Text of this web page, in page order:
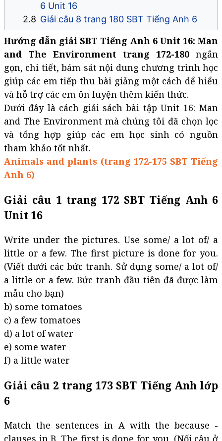
6 Unit 16
Giải câu 8 trang 180 SBT Tiếng Anh 6
Hướng dẫn giải SBT Tiếng Anh 6 Unit 16: Man
and The Environment trang 172-180 ngắn
gọn, chi tiết, bám sát nội dung chương trình học
giúp các em tiếp thu bài giảng một cách dể hiểu
và hỗ trợ các em ôn luyện thêm kiến thức.
Dưới đây là cách giải sách bài tập Unit 16: Man
and The Environment mà chúng tôi đã chọn lọc
và tổng hợp giúp các em học sinh có nguồn
tham khảo tốt nhất.
Animals and plants (trang 172-175 SBT Tiếng
Anh 6)
Giải câu 1 trang 172 SBT Tiếng Anh 6
Unit 16
Write under the pictures. Use some/ a lot of/ a
little or a few. The first picture is done for you.
(Viết dưới các bức tranh. Sử dụng some/ a lot of/
a little or a few. Bức tranh đầu tiên đã được làm
mẫu cho bạn)
b) some tomatoes
c) a few tomatoes
d) a lot of water
e) some water
f) a little water
Giải câu 2 trang 173 SBT Tiếng Anh lớp
6
Match the sentences in A with the because -
clauses in B. The first is done for you. (Nối câu ở